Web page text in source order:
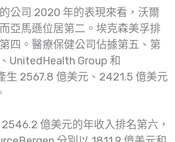
公司 2020 年的表現來看，沃爾
亞馬遜位居第二。埃克森美孚排
四。醫療保健公司佔據第五、第
UnitedHealth Group 和
生 2567.8 億美元、2421.5 億美元
億美元的年收入排名第六，